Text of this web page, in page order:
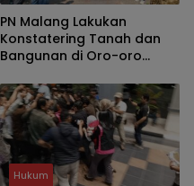
PN Malang Lakukan
Konstatering Tanah dan
Bangunan di Oro-oro
Hukum